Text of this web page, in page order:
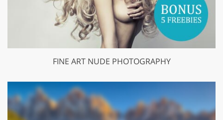
FINE ART NUDE PHOTOGRAPHY